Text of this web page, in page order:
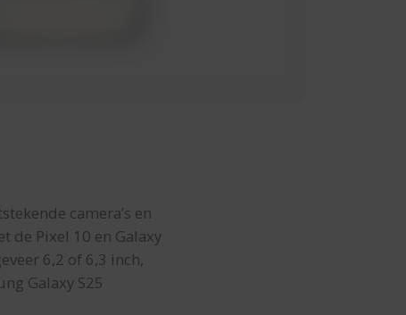
camera’s en
de Pixel 10 en Galaxy
6,2 of 6,3 inch,
Galaxy S25